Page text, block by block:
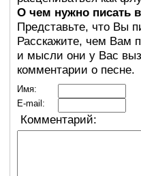
О чем нужно писать
Представьте, что Вы
Расскажите, чем Вам
и мысли они у Вас
комментарии о песне.
Имя:
E-mail:
Комментарий: